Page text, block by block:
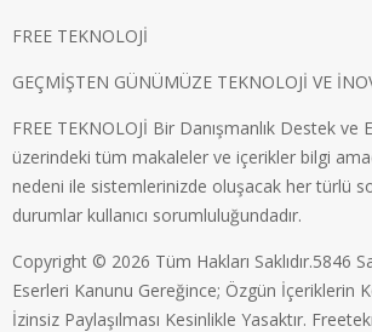
FREE TEKNOLOJİ
GEÇMİŞTEN GÜNÜMÜZE TEKNOLOJİ VE
FREE TEKNOLOJİ Bir Danışmanlık Destek ve
üzerindeki tüm makaleler ve içerikler bilgi
nedeni ile sistemlerinizde oluşacak her türlü
durumlar kullanıcı sorumluluğundadır.
Copyright © 2026 Tüm Hakları Saklıdır.5846
Eserleri Kanunu Gereğince; Özgün İçeriklerin
İzinsiz Paylaşılması Kesinlikle Yasaktır.